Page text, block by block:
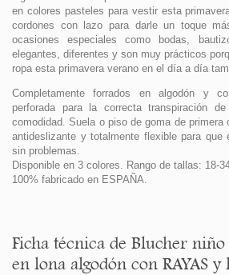
en colores pasteles para vestir esta
cordones con lazo para darle un toque
ocasiones especiales como bodas,
elegantes, diferentes y son muy prácticos
ropa esta primavera verano en el día a día
Completamente forrados en algodón y
perforada para la correcta transpiración
comodidad. Suela o piso de goma de primera
antideslizante y totalmente flexible para que
sin problemas.
Disponible en 3 colores. Rango de tallas: 18-
100% fabricado en ESPAÑA.
Ficha técnica de Blucher
en lona algodón con RAYAS y